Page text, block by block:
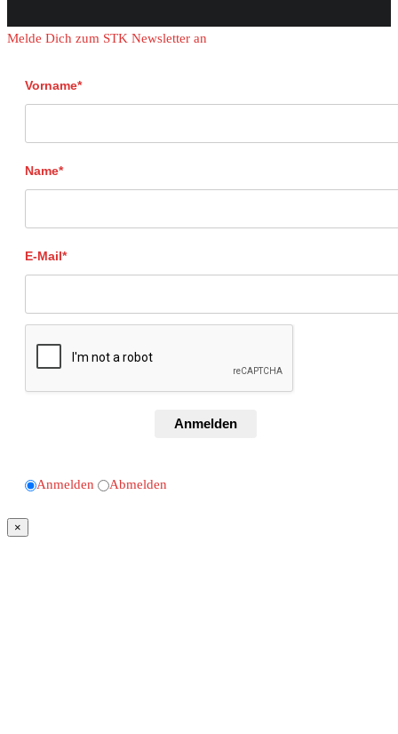
Melde Dich zum STK Newsletter an
Vorname*
Name*
E-Mail*
Anmelden
Anmelden Abmelden
×